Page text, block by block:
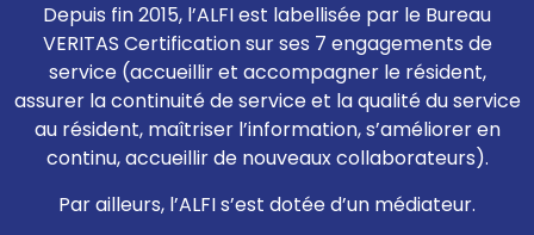
Depuis fin 2015, l’ALFI est labellisée par le Bureau
VERITAS Certification sur ses 7 engagements de
service (accueillir et accompagner le résident,
assurer la continuité de service et la qualité du service
au résident, maîtriser l’information, s’améliorer en
continu, accueillir de nouveaux collaborateurs).
Par ailleurs, l’ALFI s’est dotée d’un médiateur.